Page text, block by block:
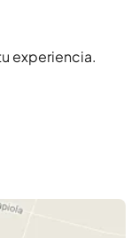
experiencia.